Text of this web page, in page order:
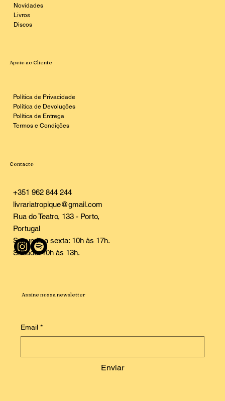
Novidades
Livros
Discos
Apoio ao Cliente
Política de Privacidade
Política de Devoluções
Política de Entrega
Termos e Condições
Contacto
+351 962 844 244
livrariatropique@gmail.com
Rua do Teatro, 133 - Porto,
Portugal
Segunda a sexta: 10h às 17h.
Sábado: 10h às 13h.
Email *
Enviar
Assine nossa newsletter